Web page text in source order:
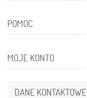
POMOC
MOJE KONTO
DANE KONTAKTOWE